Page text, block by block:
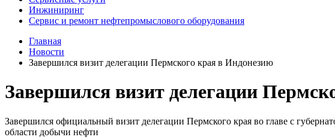
Инжиниринг
Сервис и ремонт нефтепромыслового оборудования
Главная
Новости
Завершился визит делегации Пермского края в Индонезию
Завершился визит делегации
Завершился официальный визит делегации Пермского края во главе с
области добычи нефти